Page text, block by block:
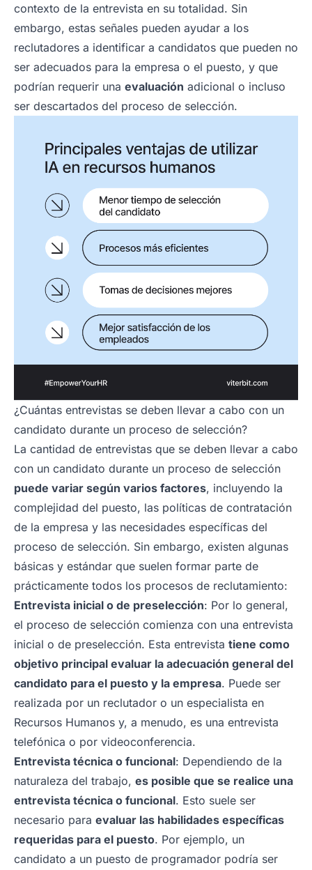
contexto de la entrevista en su totalidad. Sin
embargo, estas señales pueden ayudar a los
reclutadores a identificar a candidatos que pueden no
ser adecuados para la empresa o el puesto, y que
podrían requerir una evaluación adicional o incluso
ser descartados del proceso de selección.
¿Cuántas entrevistas se deben llevar a cabo con un
candidato durante un proceso de selección?
La cantidad de entrevistas que se deben llevar a cabo
con un candidato durante un proceso de selección
puede variar según varios factores, incluyendo la
complejidad del puesto, las políticas de contratación
de la empresa y las necesidades específicas del
proceso de selección. Sin embargo, existen algunas
básicas y estándar que suelen formar parte de
prácticamente todos los procesos de reclutamiento:
Entrevista inicial o de preselección: Por lo general,
el proceso de selección comienza con una entrevista
inicial o de preselección. Esta entrevista tiene como
objetivo principal evaluar la adecuación general del
candidato para el puesto y la empresa. Puede ser
realizada por un reclutador o un especialista en
Recursos Humanos y, a menudo, es una entrevista
telefónica o por videoconferencia.
Entrevista técnica o funcional: Dependiendo de la
naturaleza del trabajo, es posible que se realice una
entrevista técnica o funcional. Esto suele ser
necesario para evaluar las habilidades específicas
requeridas para el puesto. Por ejemplo, un
candidato a un puesto de programador podría ser